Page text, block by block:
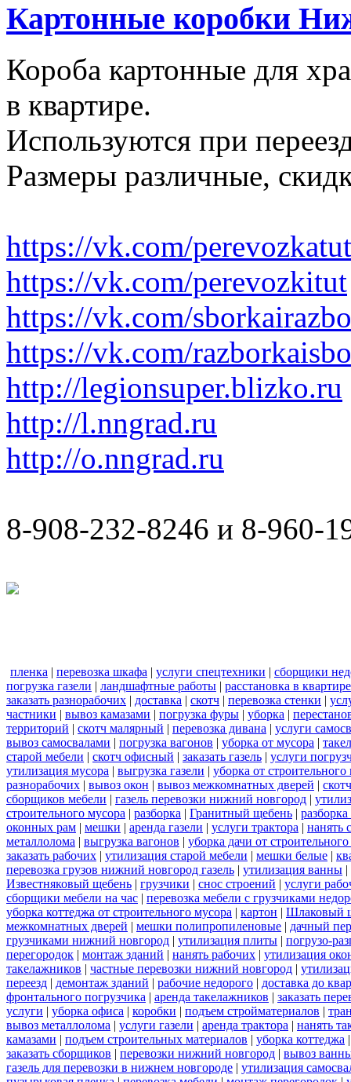
Картонные коробки
Короба картонные для
в квартире.
Используются при
Размеры различные,
https://vk.com/perevozkatut
https://vk.com/perevozkitut
https://vk.com/
https://vk.com/
http://legionsuper.blizko.ru
http://l.nngrad.ru
http://o.nngrad.ru
8-908-232-8246 и 8-960-
пленка | перевозка шкафа | услуги спецтехники | сборщики
погрузка газели | ландшафтные работы | расстановка в квартире
заказать разнорабочих | доставка | скотч | перевозка стенки |
частники | вывоз камазами | погрузка фуры | уборка |
территорий | скотч малярный | перевозка дивана | услуги
вывоз самосвалами | погрузка вагонов | уборка от мусора |
старой мебели | скотч офисный | заказать газель | услуги
утилизация мусора | выгрузка газели | уборка от строительного
разнорабочих | вывоз окон | вывоз межкомнатных дверей |
сборщиков мебели | газель перевозки нижний новгород |
строительного мусора | разборка | Гранитный щебень |
оконных рам | мешки | аренда газели | услуги трактора | нанять
металлолома | выгрузка вагонов | уборка дачи от
заказать рабочих | утилизация старой мебели | мешки белые |
перевозка грузов нижний новгород газель | утилизация ванны |
Известняковый щебень | грузчики | снос строений | услуги
сборщики мебели на час | перевозка мебели с грузчиками
уборка коттеджа от строительного мусора | картон | Шлаковый
межкомнатных дверей | мешки полипропиленовые | дачный
грузчиками нижний новгород | утилизация плиты | погрузо-
перегородок | монтаж зданий | нанять рабочих | утилизация
такелажников | частные перевозки нижний новгород |
переезд | демонтаж зданий | рабочие недорого | доставка до
фронтального погрузчика | аренда такелажников | заказать
услуги | уборка офиса | коробки | подъем стройматериалов |
вывоз металлолома | услуги газели | аренда трактора | нанять
камазами | подъем строительных материалов | уборка коттеджа
заказать сборщиков | перевозки нижний новгород | вывоз
газель для перевозки в нижнем новгороде | утилизация